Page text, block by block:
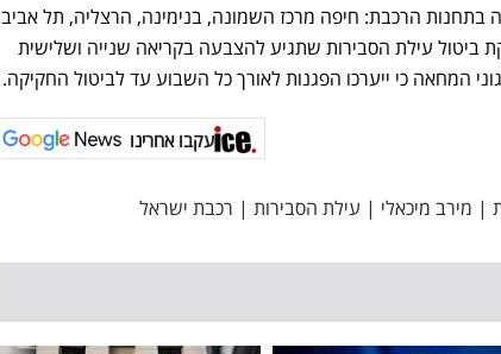
בתחנות הרכבת: חיפה מרכז השמונה, בנימינה, הרצליה, תל אביב
ביטול עילת הסבירות שתגיע להצבעה בקריאה שנייה ושלישית
המחאה כי ייערכו הפגנות לאורך כל השבוע עד לביטול החקיקה.
עקבו אחרינו
| מירב מיכאלי | עילת הסבירות | רכבת ישראל